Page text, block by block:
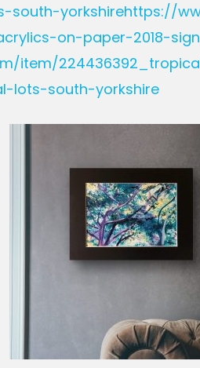
yorkshirehttps://
on-paper-2018-
item/
lots-south-yorkshire